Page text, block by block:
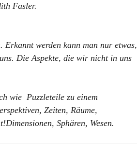
Fasler.
Erkannt werden kann man nur etwas,
Die Aspekte, die wir nicht in uns
wie  Puzzleteile zu einem
Zeiten, Räume,
Sphären, Wesen.